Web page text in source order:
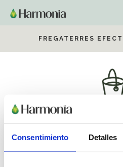
Consentimiento Detalles
FREGATERRES
efecte ambientador. Amb una